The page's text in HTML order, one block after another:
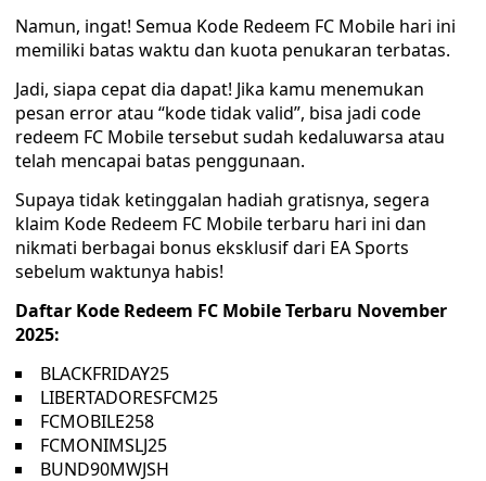
Namun, ingat! Semua Kode Redeem FC Mobile hari ini
memiliki batas waktu dan kuota penukaran terbatas.
Jadi, siapa cepat dia dapat! Jika kamu menemukan
pesan error atau “kode tidak valid”, bisa jadi code
redeem FC Mobile tersebut sudah kedaluwarsa atau
telah mencapai batas penggunaan.
Supaya tidak ketinggalan hadiah gratisnya, segera
klaim Kode Redeem FC Mobile terbaru hari ini dan
nikmati berbagai bonus eksklusif dari EA Sports
sebelum waktunya habis!
Daftar Kode Redeem FC Mobile Terbaru November
2025:
BLACKFRIDAY25
LIBERTADORESFCM25
FCMOBILE258
FCMONIMSLJ25
BUND90MWJSH